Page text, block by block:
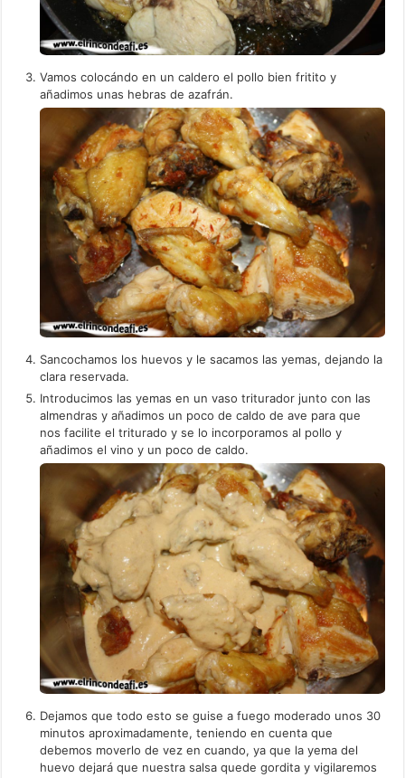
Vamos colocándo en un caldero el pollo bien fritito y
añadimos unas hebras de azafrán.
Sancochamos los huevos y le sacamos las yemas, dejando la
clara reservada.
Introducimos las yemas en un vaso triturador junto con las
almendras y añadimos un poco de caldo de ave para que
nos facilite el triturado y se lo incorporamos al pollo y
añadimos el vino y un poco de caldo.
Dejamos que todo esto se guise a fuego moderado unos 30
minutos aproximadamente, teniendo en cuenta que
debemos moverlo de vez en cuando, ya que la yema del
huevo dejará que nuestra salsa quede gordita y vigilaremos